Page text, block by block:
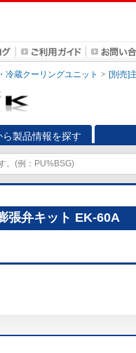
冷蔵クーリングユニット [別売]
製品情報を探す
張弁キット EK-60A